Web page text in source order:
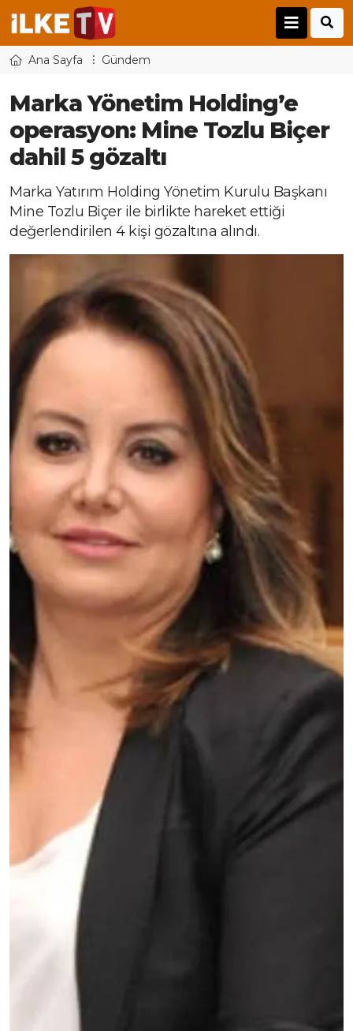
Ana Sayfa Gündem
Marka Yönetim Holding’e
operasyon: Mine Tozlu Biçer
dahil 5 gözaltı
Marka Yatırım Holding Yönetim Kurulu Başkanı
Mine Tozlu Biçer ile birlikte hareket ettiği
değerlendirilen 4 kişi gözaltına alındı.